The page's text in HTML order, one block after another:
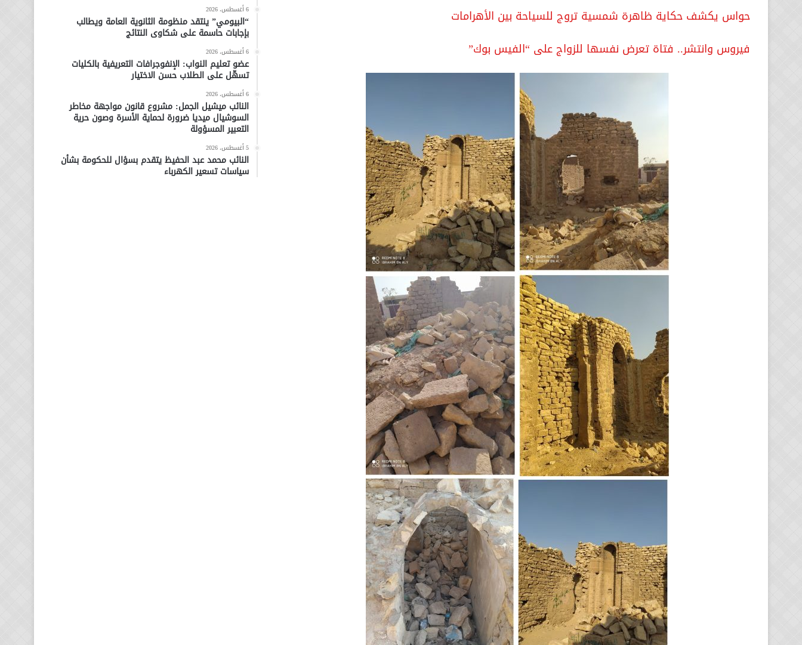
حواس يكشف حكاية ظاهرة شمسية تروج للسياحة بين الأهرامات
فيروس وانتشر.. فتاة تعرض نفسها للزواج على “الفيس بوك”
6 أغسطس، 2026
“البيومي” ينتقد منظومة الثانوية العامة ويطالب
بإجابات حاسمة على شكاوى النتائج
6 أغسطس، 2026
عضو تعليم النواب: الإنفوجرافات التعريفية بالكليات
تسهّل على الطلاب حسن الاختيار
6 أغسطس، 2026
النائب ميشيل الجمل: مشروع قانون مواجهة مخاطر
السوشيال ميديا ضرورة لحماية الأسرة وصون حرية
التعبير المسؤولة
5 أغسطس، 2026
النائب محمد عبد الحفيظ يتقدم بسؤال للحكومة بشأن
سياسات تسعير الكهرباء